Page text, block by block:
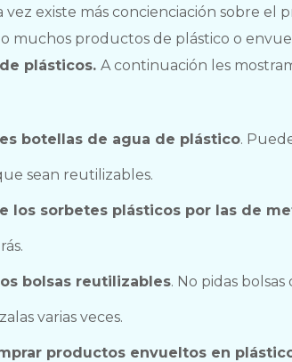
existe más concienciación sobre el
muchos productos de plástico o
plásticos. A continuación les
botellas de agua de plástico.
sean reutilizables.
los sorbetes plásticos por las de
bolsas reutilizables. No pidas
varias veces.
productos envueltos en